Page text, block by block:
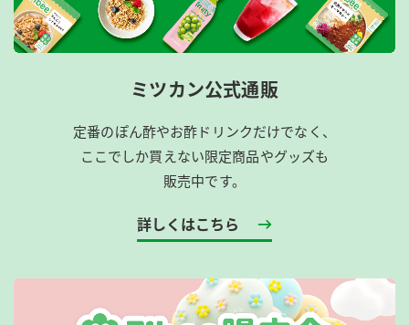
ミツカン公式通販
定番のぽん酢やお酢ドリンクだけでなく、
ここでしか買えない限定商品やグッズも
販売中です。
詳しくはこちら